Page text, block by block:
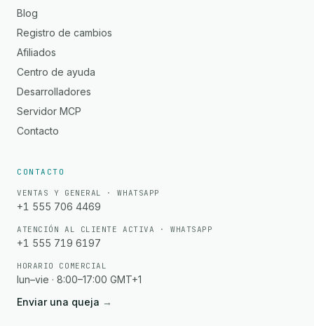
Blog
Registro de cambios
Afiliados
Centro de ayuda
Desarrolladores
Servidor MCP
Contacto
CONTACTO
VENTAS Y GENERAL · WHATSAPP
+1 555 706 4469
ATENCIÓN AL CLIENTE ACTIVA · WHATSAPP
+1 555 719 6197
HORARIO COMERCIAL
lun–vie · 8:00–17:00 GMT+1
Enviar una queja →